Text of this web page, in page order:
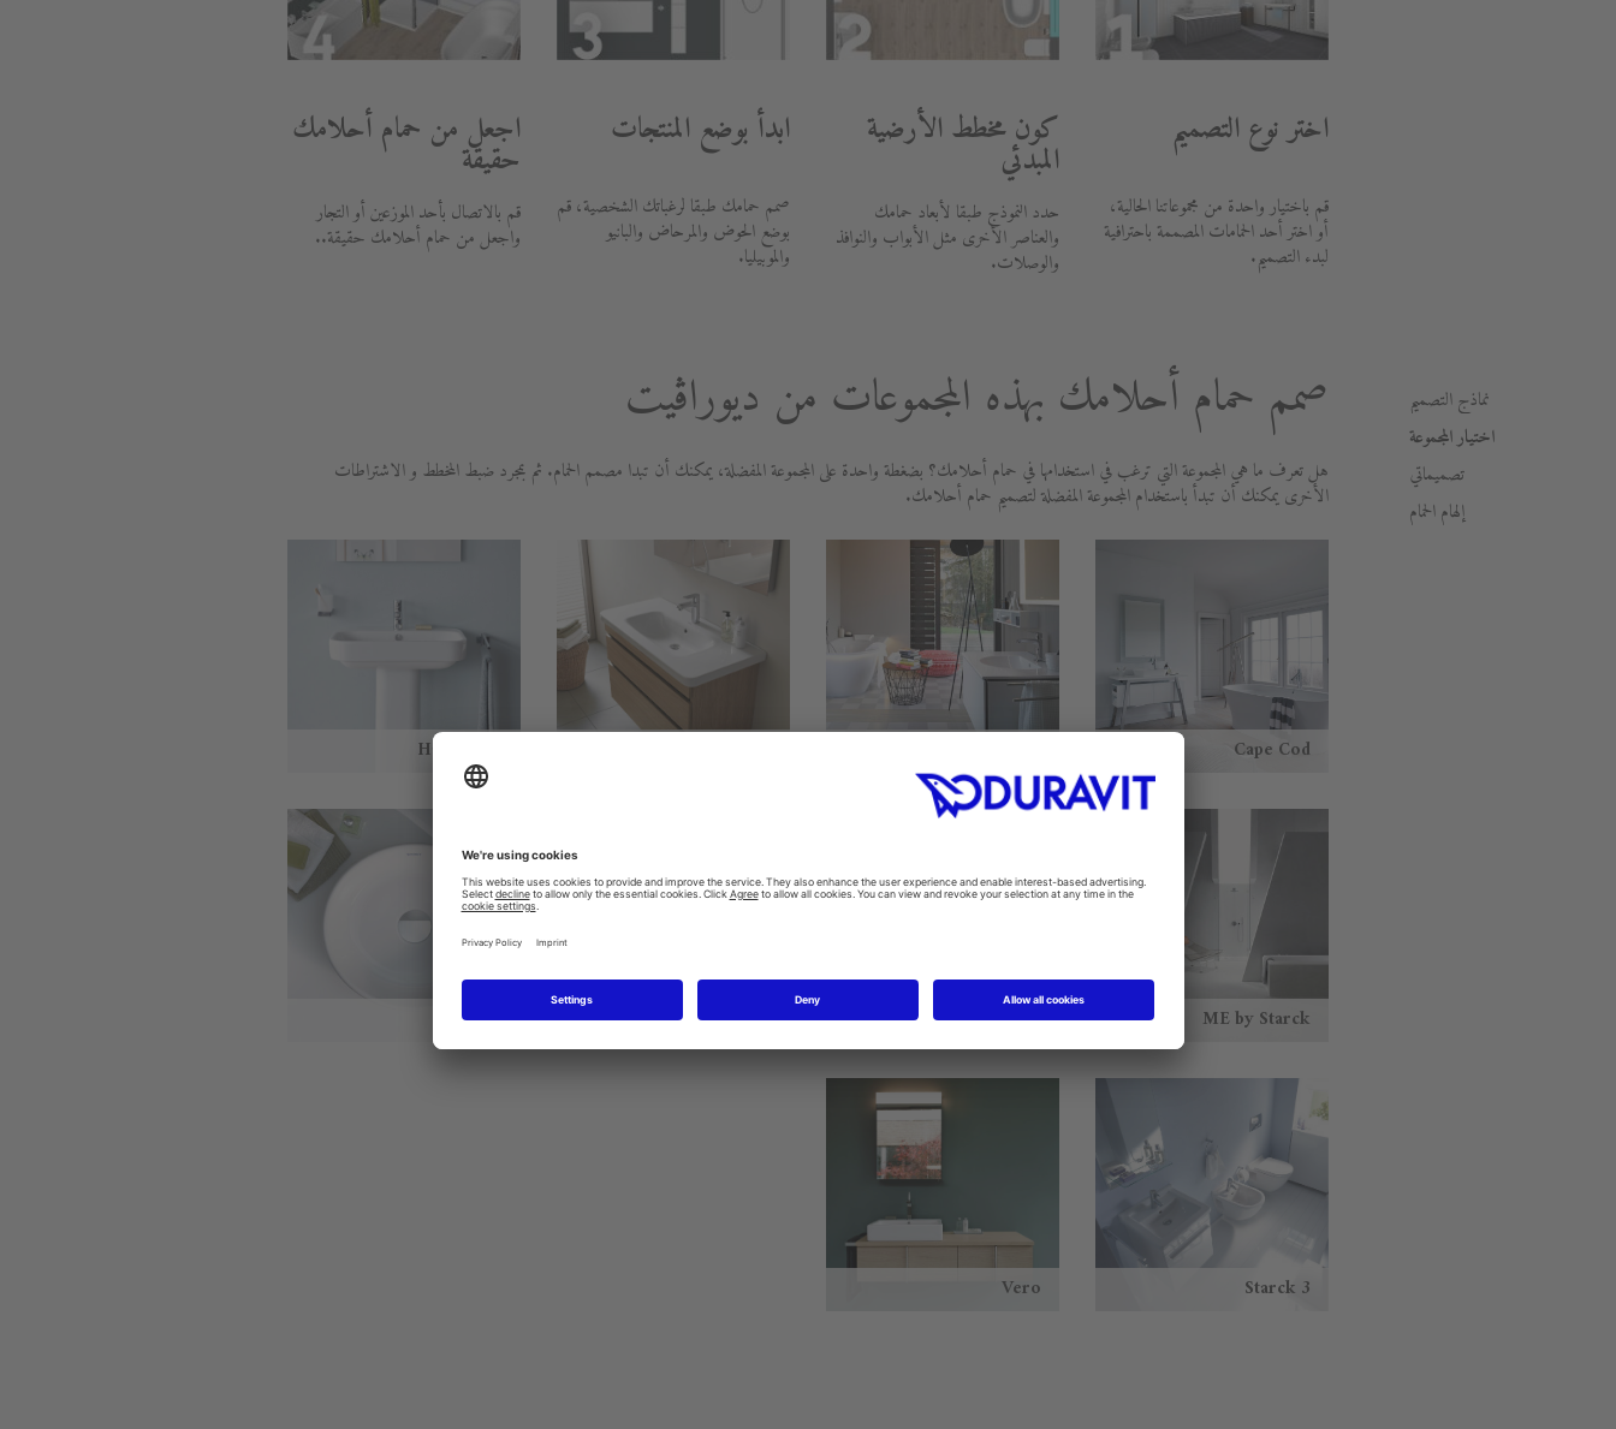
اختر نوع التصميم
قم باختيار واحدة من مجموعاتنا الحالية،
أو اختر أحد الحمامات المصممة باحترافية
لبدء التصميم.
كون مخطط الأرضية
المبدئي
حدد النموذج طبقا لأبعاد حمامك
والعناصر الأخرى مثل الأبواب والنوافذ
والوصلات.
ابدأ بوضع المنتجات
صمم حمامك طبقا لرغباتك الشخصية، قم
بوضع الحوض والمرحاض والبانيو
والموبيليا.
اجعل من حمام أحلامك
حقيقة
قم بالاتصال بأحد الموزعين أو التجار
واجعل من حمام أحلامك حقيقة..
نماذج التصميم
اختيار المجموعة
تصميماتي
إلهام الحمام
صمم حمام أحلامك بهذه المجموعات من ديوراڨيت
هل تعرف ما هي المجموعة التي ترغب في استخدامها في حمام أحلامك؟ بضغطة واحدة على المجموعة المفضلة، يمكنك أن تبدا مصمم الحمام. ثم بمجرد ضبط المخطط و الاشتراطات
الأخرى يمكنك أن تبدأ باستخدام المجموعة المفضلة لتصميم حمام أحلامك.
Cape Cod
Happy D.2
ME by Starck
P3 Comforts
Starck 1
Starck 2
Starck 3
Vero